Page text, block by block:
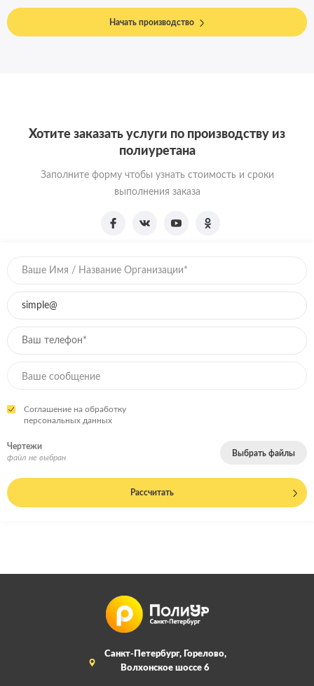
Начать производство
Хотите заказать услуги по производству из
полиуретана
Заполните форму чтобы узнать стоимость и сроки
выполнения заказа
Соглашение на обработку
персональных данных
Чертежи
файл не выбран
Выбрать файлы
Рассчитать
Санкт-Петербург, Горелово,
Волхонское шоссе 6